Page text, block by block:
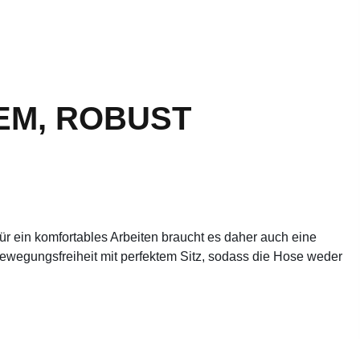
ROBUST
ein komfortables Arbeiten braucht es daher auch eine
mit perfektem Sitz, sodass die Hose weder